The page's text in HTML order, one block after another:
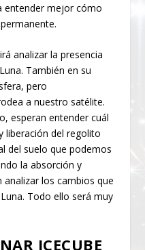
entender mejor cómo
analizar la presencia
También en su
pero
a nuestro satélite.
esperan entender cuál
liberación del regolito
del suelo que podemos
la absorción y
analizar los cambios que
Todo ello será muy
ICECUBE